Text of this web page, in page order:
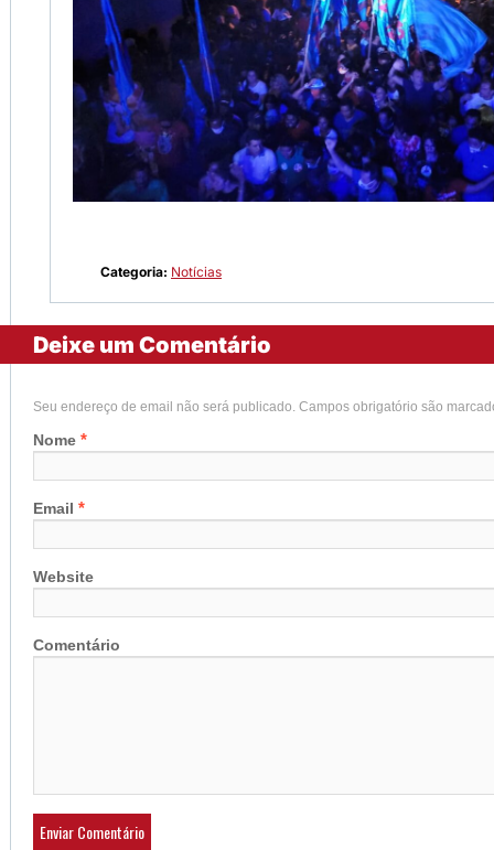
Categoria: Notícias
Deixe um Comentário
Seu endereço de email não será publicado. Campos obrigatório são
Nome *
Email *
Website
Comentário